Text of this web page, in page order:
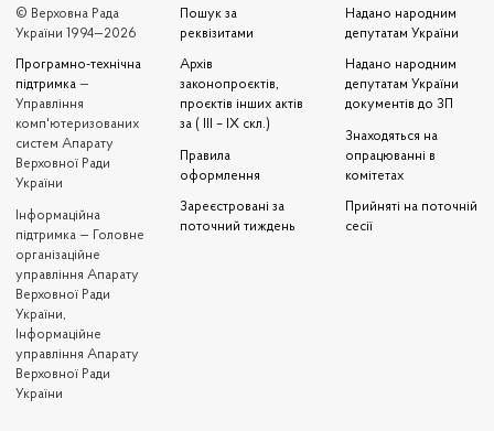
© Верховна Рада
України 1994—2026
Програмно-технічна
підтримка —
Управління
комп'ютеризованих
систем Апарату
Верховної Ради
України
Iнформаційна
підтримка — Головне
організаційне
управління Апарату
Верховної Ради
України,
Інформаційне
управління Апарату
Верховної Ради
України
Пошук за
реквізитами
Архів
законопроєктів,
проєктів інших актів
за ( III – IX скл.)
Правила
оформлення
Зареєстровані за
поточний тиждень
Надано народним
депутатам України
Надано народним
депутатам України
документів до ЗП
Знаходяться на
опрацюванні в
комітетах
Прийняті на поточній
сесії